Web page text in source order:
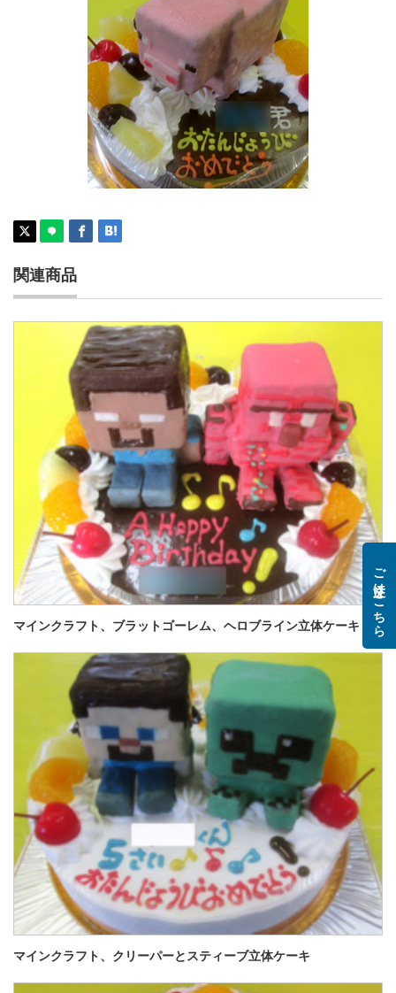
関連商品
マインクラフト、ブラットゴーレム、ヘロブライン立体ケーキ
マインクラフト、クリーパーとスティーブ立体ケーキ
ご注文はこちら